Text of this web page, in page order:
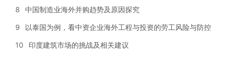
8 中国制造业海外并购趋势及原因探究
9 以泰国为例，看中资企业海外工程与投资的劳工风险与防控
10 印度建筑市场的挑战及相关建议